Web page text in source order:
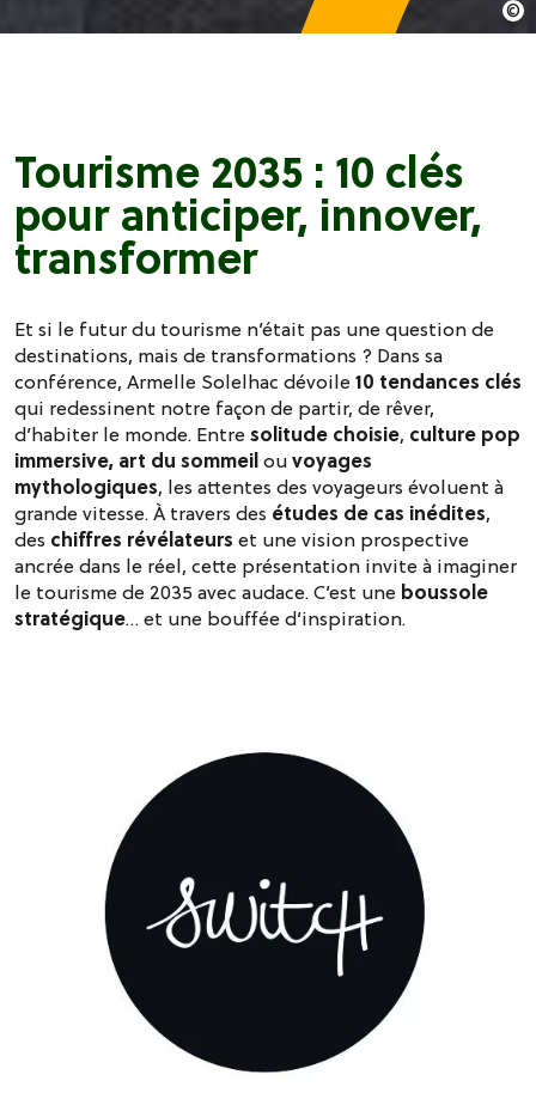
Tourisme 2035 : 10 clés
pour anticiper, innover,
transformer
Et si le futur du tourisme n’était pas une question de
destinations, mais de transformations ? Dans sa
conférence, Armelle Solelhac dévoile10 tendances clés
qui redessinent notre façon de partir, de rêver,
d’habiter le monde. Entresolitude choisie, culture pop
immersive, art du sommeilouvoyages
mythologiques, les attentes des voyageurs évoluent à
grande vitesse. À travers des études de cas inédites,
des chiffres révélateurs et une vision prospective
ancrée dans le réel, cette présentation invite à imaginer
le tourisme de 2035 avec audace. C’est une boussole
stratégique… et une bouffée d’inspiration.